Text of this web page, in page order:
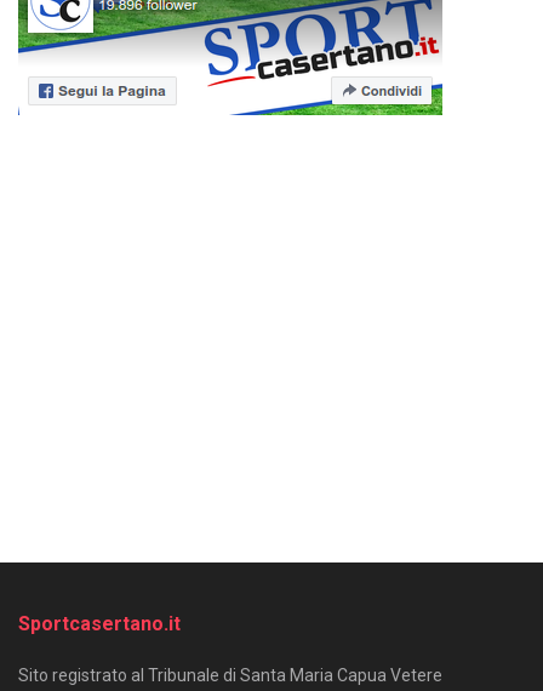
Sportcasertano.it
Sito registrato al Tribunale di Santa Maria Capua Vetere